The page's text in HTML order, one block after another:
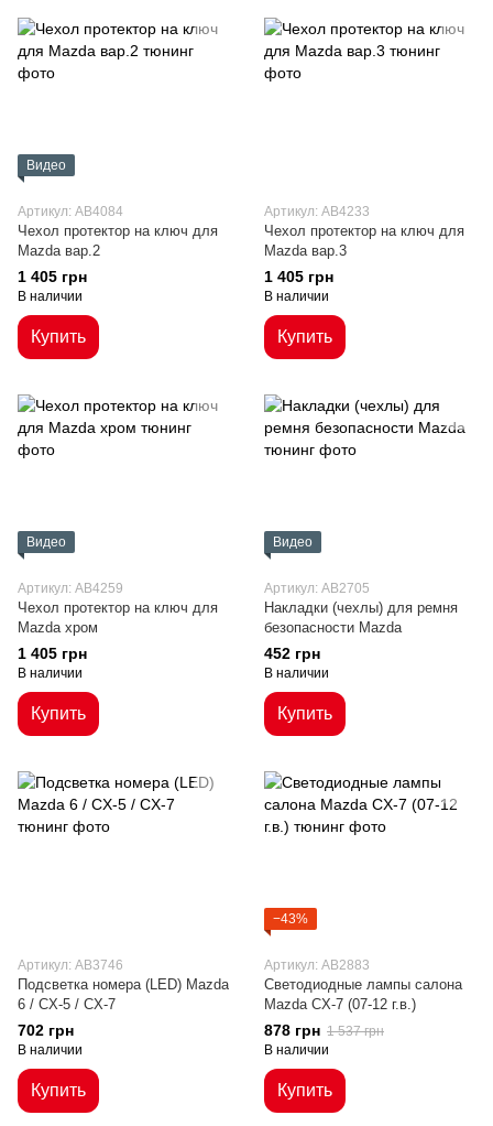
Видео
Артикул: AB4084
Чехол протектор на ключ для
Mazda вар.2
1 405 грн
В наличии
Купить
Артикул: AB4233
Чехол протектор на ключ для
Mazda вар.3
1 405 грн
В наличии
Купить
Видео
Артикул: AB4259
Чехол протектор на ключ для
Mazda хром
1 405 грн
В наличии
Купить
Видео
Артикул: AB2705
Накладки (чехлы) для ремня
безопасности Mazda
452 грн
В наличии
Купить
Артикул: AB3746
Подсветка номера (LED) Mazda
6 / CX-5 / CX-7
702 грн
В наличии
Купить
−43%
Артикул: AB2883
Светодиодные лампы салона
Mazda CX-7 (07-12 г.в.)
878 грн 1 537 грн
В наличии
Купить